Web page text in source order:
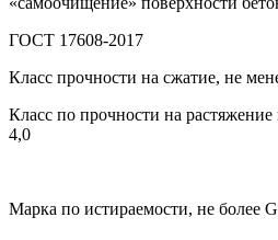
ГОСТ 17608-2017
Класс прочности на сжатие, не
Класс по прочности на
4,0
Марка по истираемости, не более